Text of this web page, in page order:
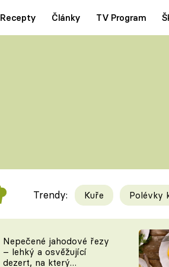
Recepty Články TV Program
Videorecepty
TEĎ VAŘÍ ŠÉF!
Trendy: Kuře Polévky
Nepečené jahodové řezy
– lehký a osvěžující
dezert, na který